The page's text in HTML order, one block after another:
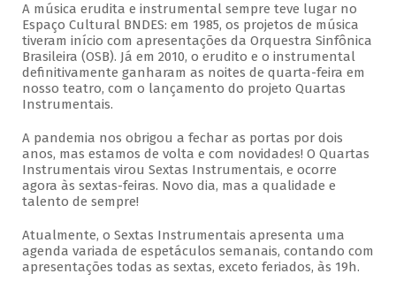
A música erudita e instrumental sempre teve lugar no
Espaço Cultural BNDES: em 1985, os projetos de música
tiveram início com apresentações da Orquestra Sinfônica
Brasileira (OSB). Já em 2010, o erudito e o instrumental
definitivamente ganharam as noites de quarta-feira em
nosso teatro, com o lançamento do projeto Quartas
Instrumentais.
A pandemia nos obrigou a fechar as portas por dois
anos, mas estamos de volta e com novidades! O Quartas
Instrumentais virou Sextas Instrumentais, e ocorre
agora às sextas-feiras. Novo dia, mas a qualidade e
talento de sempre!
Atualmente, o Sextas Instrumentais apresenta uma
agenda variada de espetáculos semanais, contando com
apresentações todas as sextas, exceto feriados, às 19h.